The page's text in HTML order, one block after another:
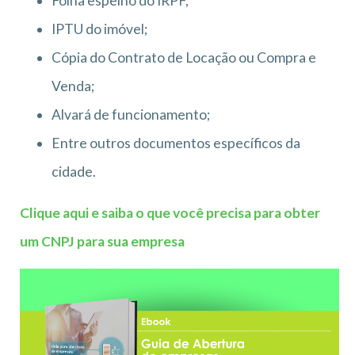
IPTU do imóvel;
Cópia do Contrato de Locação ou Compra e
Venda;
Alvará de funcionamento;
Entre outros documentos específicos da
cidade.
Clique aqui e saiba o que você precisa para obter
um CNPJ para sua empresa